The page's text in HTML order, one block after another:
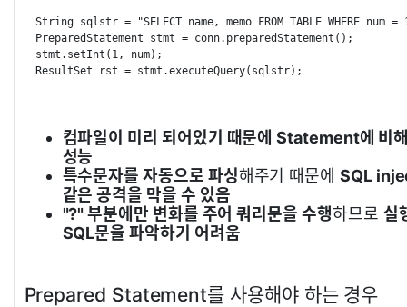
String sqlstr =
"SELECT name, memo FROM TABLE WHERE num =
PreparedStatement stmt = conn. preparedStatement ( ) ;
stmt . setInt ( 1 , num) ;
ResultSet rst = stmt .executeQuery( sqlstr) ;
컴파일이 미리 되어있기 때문에 Statement에 비
성능
특수문자를 자동으로 파싱해주기 때문에SQL
같은 공격을 막을 수 있음
"?" 부분에만 변화를 주어 쿼리문을 수행하므로 실
SQL문을 파악하기 어려움
Prepared Statement를 사용해야 하는 경우